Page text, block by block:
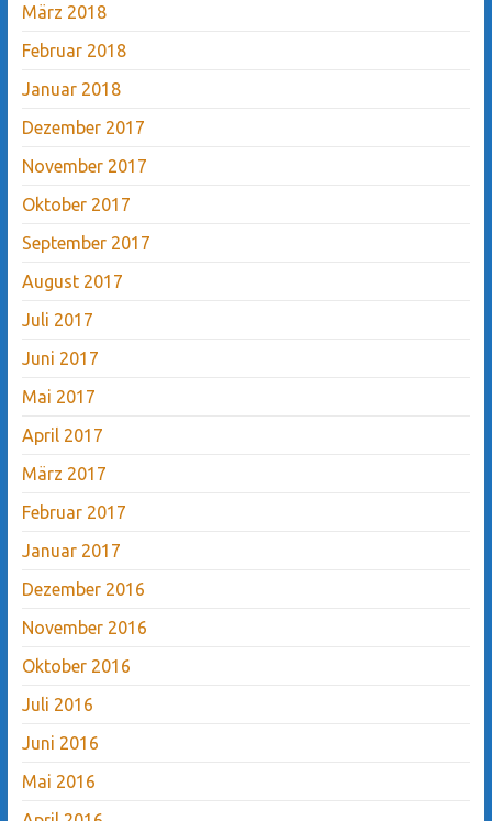
März 2018
Februar 2018
Januar 2018
Dezember 2017
November 2017
Oktober 2017
September 2017
August 2017
Juli 2017
Juni 2017
Mai 2017
April 2017
März 2017
Februar 2017
Januar 2017
Dezember 2016
November 2016
Oktober 2016
Juli 2016
Juni 2016
Mai 2016